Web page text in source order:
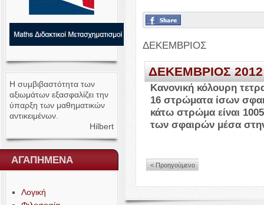
Η συμβιβαστότητα των
αξιωμάτων εξασφαλίζει την
ύπαρξη των μαθηματικών
αντικειμένων.
Hilbert
ΑΓΑΠΗΜΕΝΑ
Λογική
ΔΕΚΕΜΒΡΙΟΣ
ΔΕΚΕΜΒΡΙΟΣ 2012
Κανονική κόλουρη
16στρώματα ίσων
κάτω στρώμα είναι 1005
των σφαιρών μέσα
< Προηγούμενο